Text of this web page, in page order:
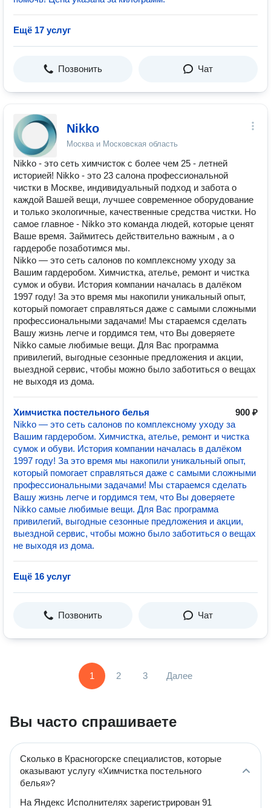
Ещё 17 услуг
Позвонить Чат
Nikko
Москва и Московская область
Nikko - это сеть химчисток с более чем 25 - летней
историей! Nikko - это 23 салона профессиональной
чистки в Москве, индивидуальный подход и забота о
каждой Вашей вещи, лучшее современное оборудование
и только экологичные, качественные средства чистки. Но
самое главное - Nikko это команда людей, которые ценят
Ваше время. Займитесь действительно важным , а о
гардеробе позаботимся мы.
Nikko — это сеть салонов по комплексному уходу за
Вашим гардеробом. Химчистка, ателье, ремонт и чистка
сумок и обуви. История компании началась в далёком
1997 году! За это время мы накопили уникальный опыт,
который помогает справляться даже с самыми сложными
профессиональными задачами! Мы стараемся сделать
Вашу жизнь легче и гордимся тем, что Вы доверяете
Nikko самые любимые вещи. Для Вас программа
привилегий, выгодные сезонные предложения и акции,
выездной сервис, чтобы можно было заботиться о вещах
не выходя из дома.
Химчистка постельного белья
900 ₽
Nikko — это сеть салонов по комплексному уходу за
Вашим гардеробом. Химчистка, ателье, ремонт и чистка
сумок и обуви. История компании началась в далёком
1997 году! За это время мы накопили уникальный опыт,
который помогает справляться даже с самыми сложными
профессиональными задачами! Мы стараемся сделать
Вашу жизнь легче и гордимся тем, что Вы доверяете
Nikko самые любимые вещи. Для Вас программа
привилегий, выгодные сезонные предложения и акции,
выездной сервис, чтобы можно было заботиться о вещах
не выходя из дома.
Ещё 16 услуг
Позвонить Чат
1 2 3 Далее
Вы часто спрашиваете
Сколько в Красногорске специалистов, которые
оказывают услугу «Химчистка постельного
белья»?
На Яндекс Исполнителях зарегистрирован 91